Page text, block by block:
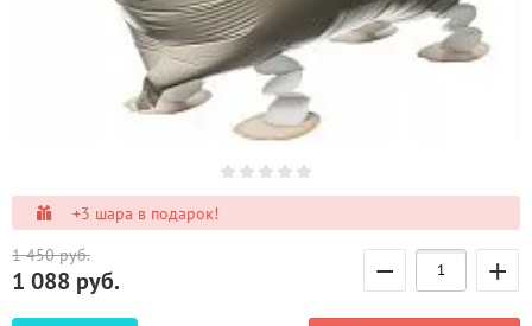
+3 шара в подарок!
1 450руб.
1 088 руб. − +